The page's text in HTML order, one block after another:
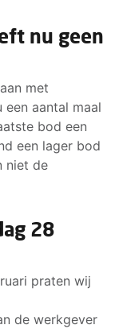
de
nu geen
met
een aantal maal
bod een
een lager bod
niet de
28
praten wij
de werkgever